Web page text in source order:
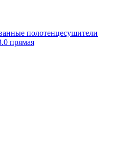
полотенцесушители
прямая